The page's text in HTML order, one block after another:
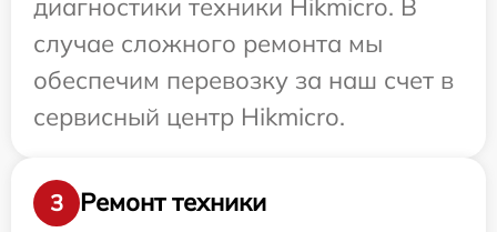
диагностики техники Hikmicro. В
случае сложного ремонта мы
обеспечим перевозку за наш счет в
сервисный центр Hikmicro.
3
Ремонт техники